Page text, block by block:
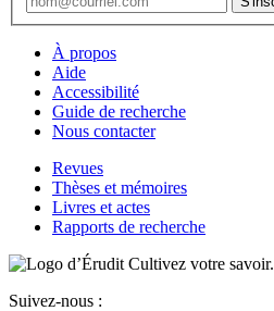
À propos
Aide
Accessibilité
Guide de recherche
Nous contacter
Revues
Thèses et mémoires
Livres et actes
Rapports de recherche
Cultivez votre savoir.
Suivez-nous :